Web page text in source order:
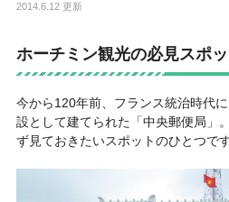
2014.6.12 更新
ホーチミン観光の必見スポッ
今から120年前、フランス統治時代
設として建てられた 「中央郵便局」
ず見ておきたいスポットのひとつです